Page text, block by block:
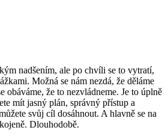
nadšením, ale po chvíli se to vytratí,
Možná se nám nezdá, že děláme
obáváme, že to nezvládneme. Je to úplně
mít jasný plán, správný přístup a
svůj cíl dosáhnout. A hlavně se na
Dlouhodobě.